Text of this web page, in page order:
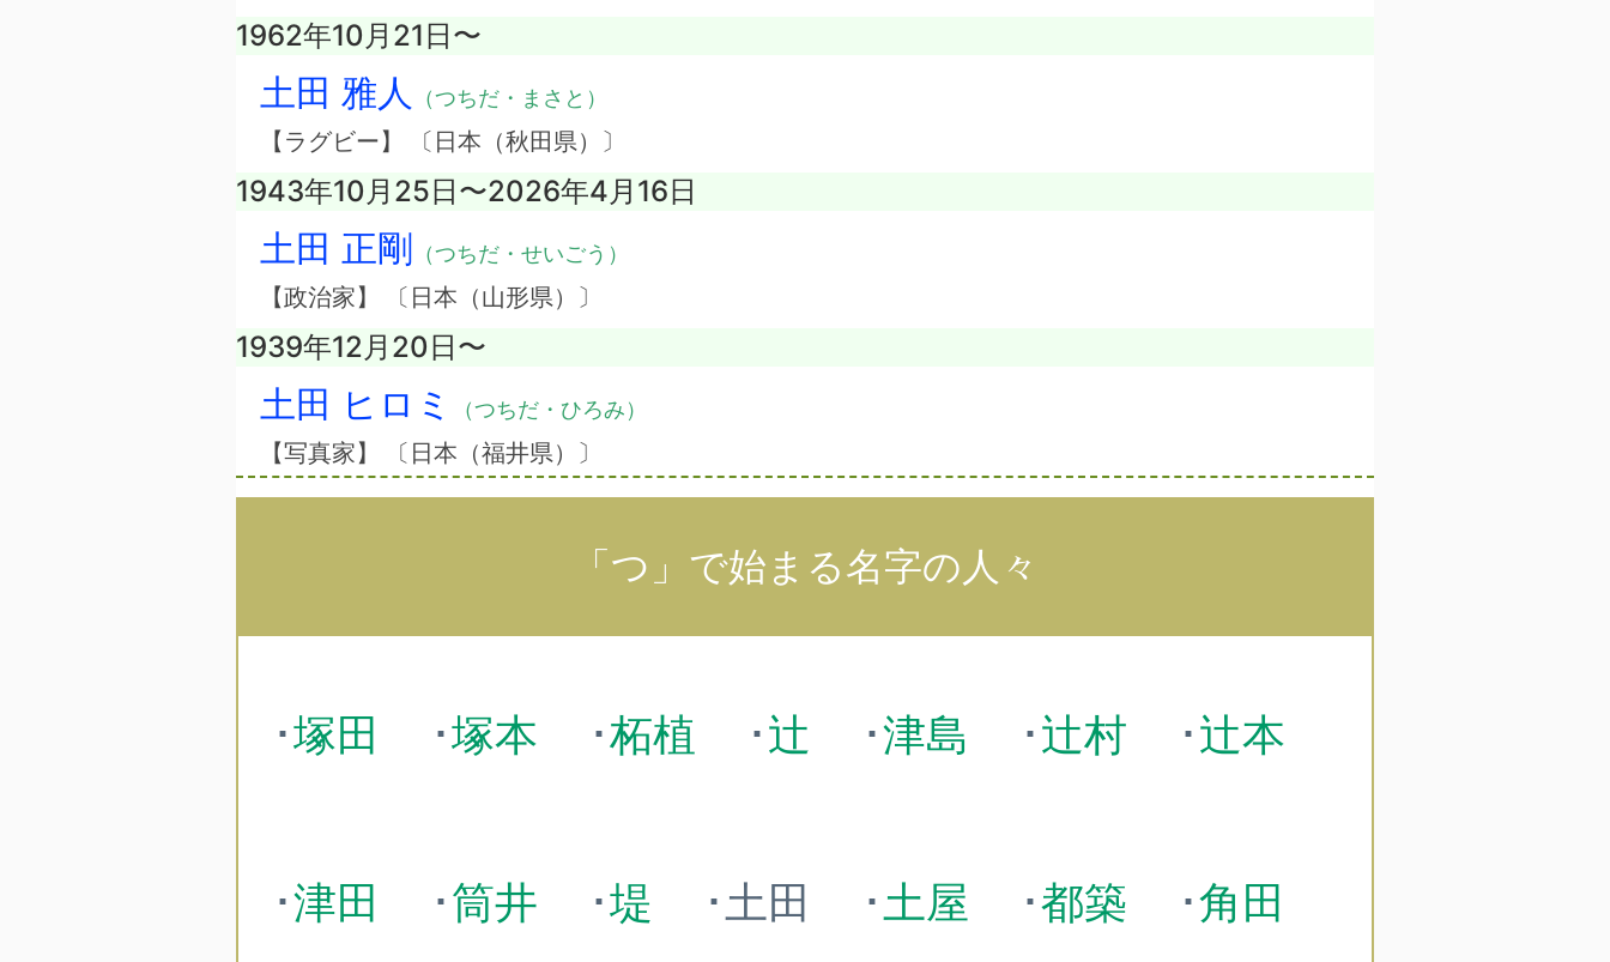
1962年10月21日〜
土田 雅人 （つちだ・まさと）
【ラグビー】 〔日本（秋田県）〕
1943年10月25日〜2026年4月16日
土田 正剛 （つちだ・せいごう）
【政治家】 〔日本（山形県）〕
1939年12月20日〜
土田 ヒロミ （つちだ・ひろみ）
【写真家】 〔日本（福井県）〕
「つ」で始まる名字の人々
･塚田 ･塚本 ･柘植 ･辻 ･津島 ･辻村 ･辻本
･津田 ･筒井 ･堤 ･土田 ･土屋 ･都築 ･角田